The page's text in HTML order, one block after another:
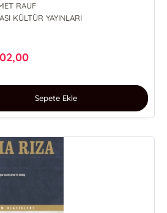
RAUF
KÜLTÜR YAYINLARI
Sepete Ekle